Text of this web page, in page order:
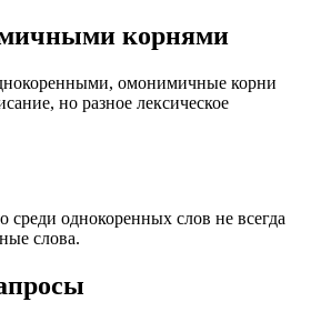
корнями
омонимичные корни
но разное лексическое
среди однокоренных слов не всегда
слова.